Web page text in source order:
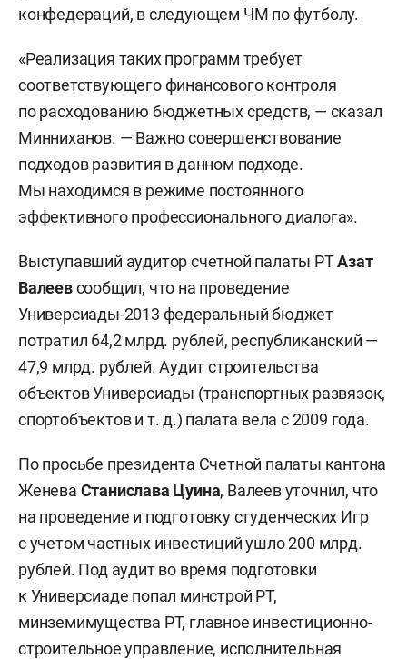
конфедераций, в следующем ЧМ по футболу.
«Реализация таких программ требует
соответствующего финансового контроля
по расходованию бюджетных средств, — сказал
Минниханов. — Важно совершенствование
подходов развития в данном подходе.
Мы находимся в режиме постоянного
эффективного профессионального диалога».
Выступавший аудитор счетной палаты РТАзат
Валеевсообщил, что на проведение
Универсиады-2013 федеральный бюджет
потратил 64,2 млрд. рублей, республиканский —
47,9 млрд. рублей. Аудит строительства
объектов Универсиады (транспортных развязок,
спортобъектови т. д.) палата вела с 2009 года.
По просьбе президента Счетной палаты кантона
Женева Станислава Цуина, Валеев уточнил, что
на проведение и подготовку студенческих Игр
с учетом частных инвестиций ушло 200 млрд.
рублей. Под аудит во время подготовки
к Универсиаде попал минстрой РТ,
минземимущества РТ, главное инвестиционно-
строительное управление, исполнительная